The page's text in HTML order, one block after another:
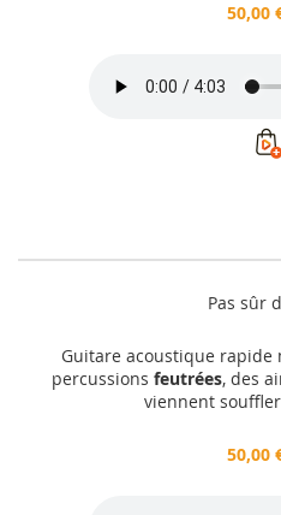
50,00
Pas sûr
Guitare acoustique rapide
percussions feutrées, des
viennent
50,00